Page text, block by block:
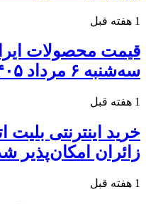
1 هفته قبل
قیمت محصولات
سه‌شنبه ۶ مرداد ۱۴۰۵
1 هفته قبل
خرید اینترنتی
زائران امکان‌پذیر
1 هفته قبل